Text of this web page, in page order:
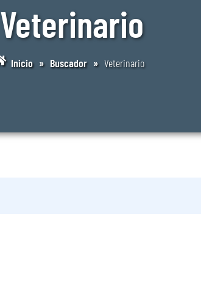
Veterinario
Inicio » Buscador » Veterinario